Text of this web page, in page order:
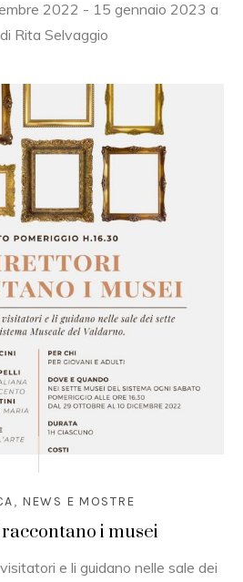
2022 - 15 gennaio 2023 a
Rita Selvaggio
, NEWS E MOSTRE
i musei
e li guidano nelle sale dei